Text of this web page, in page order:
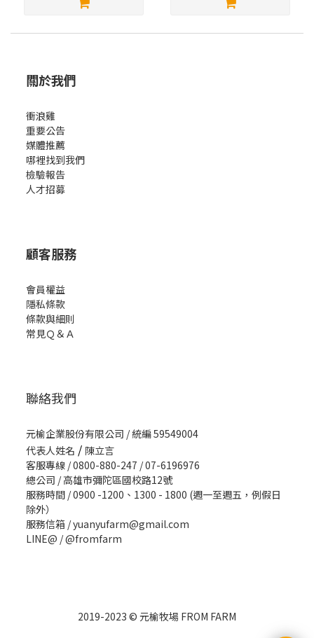
關於我們
衝浪雞
重要公告
媒體推薦
哪裡找到我們
檢驗報告
人才招募
顧客服務
會員權益
隱私條款
條款與細則
常見Ｑ＆Ａ
聯絡我們
元榆企業股份有限公司 / 統編 59549004
代表人姓名 / 陳立言
客服專線 / 0800-880-247 / 07-6196976
總公司 / 高雄市彌陀區國校路12號
服務時間 / 0900 -1200、1300 - 1800 (週一至週五，例假日
除外）
服務信箱 / yuanyufarm@gmail.com
LINE@ /@fromfarm
2019-2023 © 元榆牧場 FROM FARM